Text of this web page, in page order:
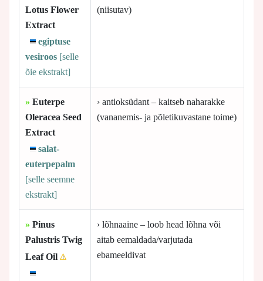
Lotus Flower
Extract
egiptuse
vesiroos [selle
õie ekstrakt]
(niisutav)
» Euterpe
Oleracea Seed
Extract
salat-
euterpepalm
[selle seemne
ekstrakt]
› antioksüdant – kaitseb naharakke
(vananemis- ja põletikuvastane toime)
» Pinus
Palustris Twig
Leaf Oil
› lõhnaaine – loob head lõhna või
aitab eemaldada/varjutada
ebameeldivat